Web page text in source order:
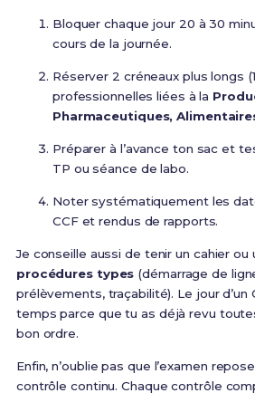
Bloquer chaque jour 20 à 30
cours de la journée.
Réserver 2 créneaux plus longs
professionnelles liées à la
Pharmaceutiques,
Préparer à l’avance ton sac et
TP ou séance de labo.
Noter systématiquement les
CCF et rendus de rapports.
Je conseille aussi de tenir un cahier ou
procédures types (démarrage de
prélèvements, traçabilité). Le jour d’un
temps parce que tu as déjà revu
bon ordre.
Enfin, n’oublie pas que l’examen
contrôle continu. Chaque contrôle